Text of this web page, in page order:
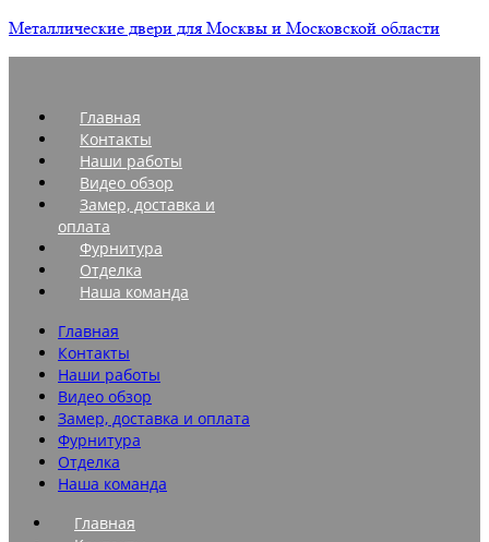
Металлические двери для Москвы и Московской области
Главная
Контакты
Наши работы
Видео обзор
Замер, доставка и
оплата
Фурнитура
Отделка
Наша команда
Главная
Контакты
Наши работы
Видео обзор
Замер, доставка и оплата
Фурнитура
Отделка
Наша команда
Главная